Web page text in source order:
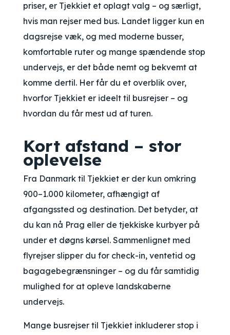
priser, er Tjekkiet et oplagt valg – og særligt,
hvis man rejser med bus. Landet ligger kun en
dagsrejse væk, og med moderne busser,
komfortable ruter og mange spændende stop
undervejs, er det både nemt og bekvemt at
komme dertil. Her får du et overblik over,
hvorfor Tjekkiet er ideelt til busrejser – og
hvordan du får mest ud af turen.
Kort afstand – stor
oplevelse
Fra Danmark til Tjekkiet er der kun omkring
900–1.000 kilometer, afhængigt af
afgangssted og destination. Det betyder, at
du kan nå Prag eller de tjekkiske kurbyer på
under et døgns kørsel. Sammenlignet med
flyrejser slipper du for check-in, ventetid og
bagagebegrænsninger – og du får samtidig
mulighed for at opleve landskaberne
undervejs.
Mange busrejser til Tjekkiet inkluderer stop i